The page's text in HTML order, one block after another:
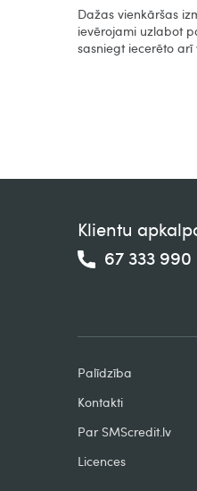
Dažas vienkāršas
ievērojami uzlabot
sasniegt iecerēto arī
Klientu
67 333 990
Palīdzība
Kontakti
Par SMScredit.lv
Licences